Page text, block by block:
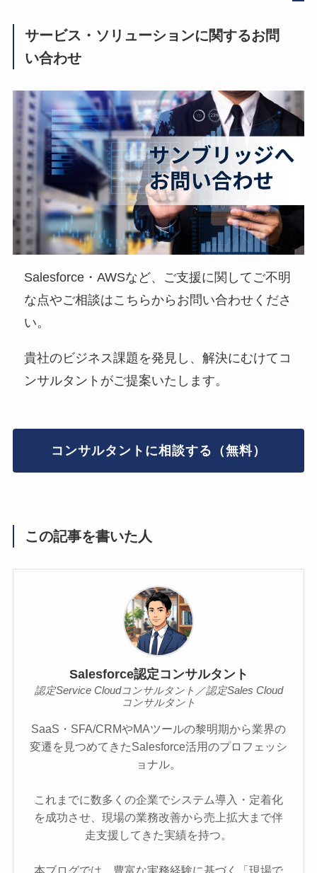
サービス・ソリューションに関するお問
い合わせ
Salesforce・AWSなど、ご支援に関してご不明
な点やご相談はこちらからお問い合わせくださ
い。
貴社のビジネス課題を発見し、解決にむけてコ
ンサルタントがご提案いたします。
コンサルタントに相談する（無料）
この記事を書いた人
Salesforce認定コンサルタント
認定Service Cloudコンサルタント／認定Sales Cloud
コンサルタント
SaaS・SFA/CRMやMAツールの黎明期から業界の
変遷を見つめてきたSalesforce活用のプロフェッシ
ョナル。
これまでに数多くの企業でシステム導入・定着化
を成功させ、現場の業務改善から売上拡大まで伴
走支援してきた実績を持つ。
本ブログでは、豊富な実務経験に基づく「現場で